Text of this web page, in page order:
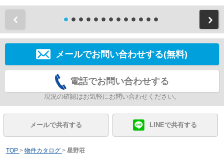
メールでお問い合わせする(無料)
電話でお問い合わせする
現況の確認はお気軽にお問い合わせください。
メールで共有する LINEで共有する
TOP > 物件カタログ > 星野荘